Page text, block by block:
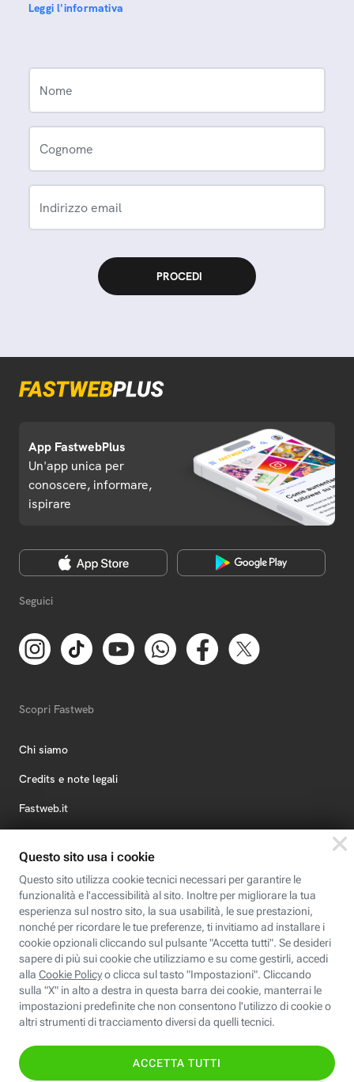
Leggi l'informativa
Nome
Cognome
Indirizzo email
App FastwebPlus
Un'app unica per
conoscere, informare,
ispirare
Seguici
Scopri Fastweb
Chi siamo
Credits e note legali
Fastweb.it
Fastweb Digital Academy
STEP FuturAbility District
Insieme, siamo futuro
© Fastweb SpA 2026 - P.IVA 12878470157